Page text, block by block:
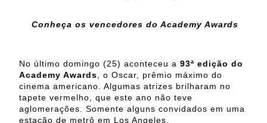
Conheça os vencedores do Academy Awards
No último domingo (25) aconteceu a 93ª edição do
Academy Awards, o Oscar, prêmio máximo do
cinema americano. Algumas atrizes brilharam no
tapete vermelho, que este ano não teve
aglomerações. Somente alguns convidados em uma
estação de metrô em Los Angeles.